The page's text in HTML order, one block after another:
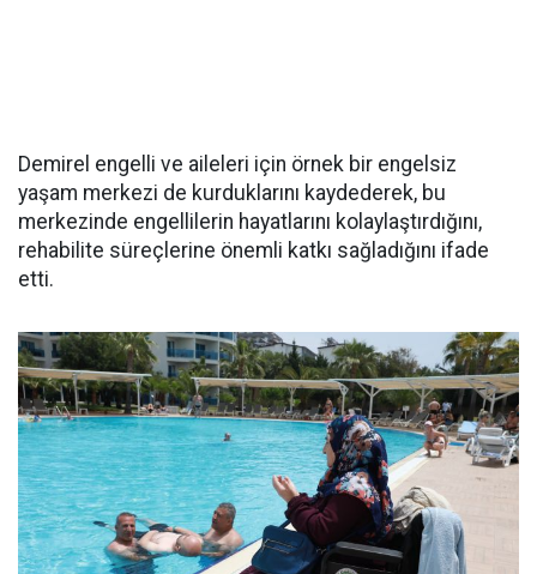
Demirel engelli ve aileleri için örnek bir engelsiz
yaşam merkezi de kurduklarını kaydederek, bu
merkezinde engellilerin hayatlarını kolaylaştırdığını,
rehabilite süreçlerine önemli katkı sağladığını ifade
etti.